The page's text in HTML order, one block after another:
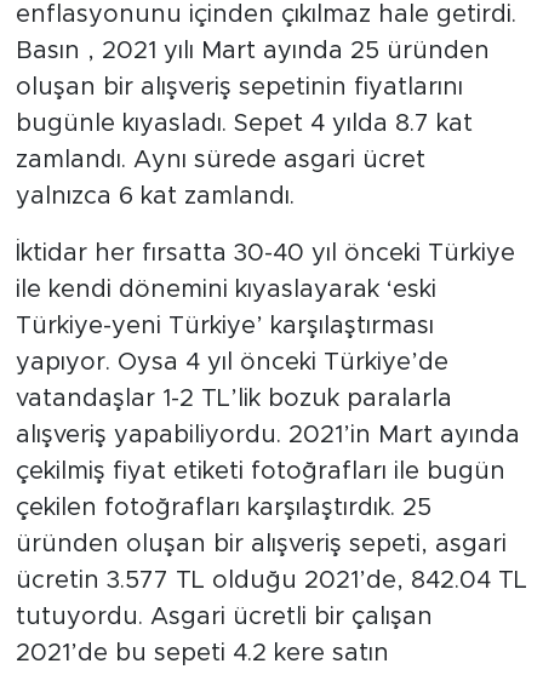
enflasyonunu içinden çıkılmaz hale getirdi.
Basın , 2021 yılı Mart ayında 25 üründen
oluşan bir alışveriş sepetinin fiyatlarını
bugünle kıyasladı. Sepet 4 yılda 8.7 kat
zamlandı. Aynı sürede asgari ücret
yalnızca 6 kat zamlandı.
İktidar her fırsatta 30-40 yıl önceki Türkiye
ile kendi dönemini kıyaslayarak ‘eski
Türkiye-yeni Türkiye’ karşılaştırması
yapıyor. Oysa 4 yıl önceki Türkiye’de
vatandaşlar 1-2 TL’lik bozuk paralarla
alışveriş yapabiliyordu. 2021’in Mart ayında
çekilmiş fiyat etiketi fotoğrafları ile bugün
çekilen fotoğrafları karşılaştırdık. 25
üründen oluşan bir alışveriş sepeti, asgari
ücretin 3.577 TL olduğu 2021’de, 842.04 TL
tutuyordu. Asgari ücretli bir çalışan
2021’de bu sepeti 4.2 kere satın
TARİHTEN GÜNÜMÜZE
TARİH
SAĞLIK
SİYASET
MEDYA KÖŞESİ
FOTO GALERİ
VİDEOLAR
ALINTI YAZARLAR
SOSYAL MEDYA